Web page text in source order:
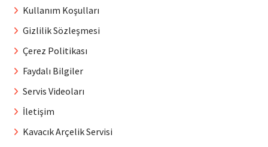
Kullanım Koşulları
Gizlilik Sözleşmesi
Çerez Politikası
Faydalı Bilgiler
Servis Videoları
İletişim
Kavacık Arçelik Servisi